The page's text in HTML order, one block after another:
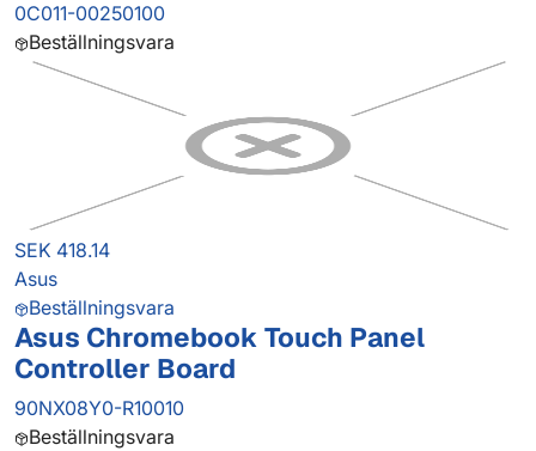
0C011-00250100
Beställningsvara
SEK 418.14
Asus
Beställningsvara
Asus Chromebook Touch Panel
Controller Board
90NX08Y0-R10010
Beställningsvara